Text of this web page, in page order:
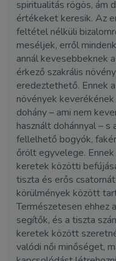
spiritualitás rögös, ám
értékeket keresik. Az
feltétel nélküli
meséljek, erről
annál kevesebbeknek
érkező szakrális
eredeztethető. Ennek
növények
dohány – ami nem
használt dohánnyal –
fellelhető bogyók,
őrölt egyvelege.
keretek közötti
tiszta és erős
körülmények között
Természetesen ehhez
segítők, és a tiszta
keretek között
valódi női minőséget,